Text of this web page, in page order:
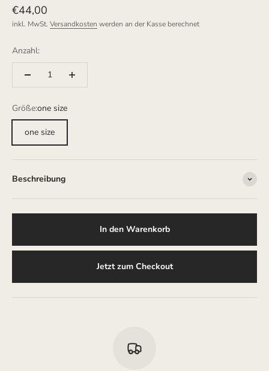
Angebot
€44,00
inkl. MwSt. Versandkosten werden an der Kasse berechnet
Anzahl:
Größe:one size
one size
Beschreibung
In den Warenkorb
Jetzt zum Checkout